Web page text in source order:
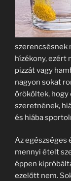
szerencsésnek
hízékony, ezért
pizzát vagy
nagyon sokat
örököltek,
szeretnének,
és hiába
Az egészséges
mennyi ételt
éppen
ezelőtt nem.